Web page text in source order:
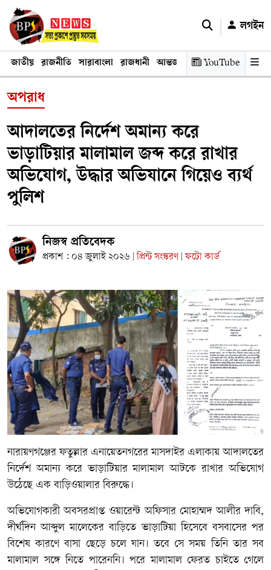
লগইন
জাতীয় রাজনীতি সারাবাংলা রাজধানী আন্তর্জাতিক অর্থনীতি তথ্য
YouTube
অপরাধ
আদালতের নির্দেশ অমান্য করে
ভাড়াটিয়ার মালামাল জব্দ করে রাখার
অভিযোগ, উদ্ধার অভিযানে গিয়েও ব্যর্থ
পুলিশ
নিজস্ব প্রতিবেদক
প্রকাশ : ০৪ জুলাই ২০২৬ প্রিন্ট সংস্করণ ফটো কার্ড
নারায়ণগঞ্জের ফতুল্লার এনায়েতনগরের মাসদাইর এলাকায় আদালতের
নির্দেশ অমান্য করে ভাড়াটিয়ার মালামাল আটকে রাখার অভিযোগ
উঠেছে এক বাড়িওয়ালার বিরুদ্ধে।
অভিযোগকারী অবসরপ্রাপ্ত ওয়ারেন্ট অফিসার মোহাম্মদ আলীর দাবি,
দীর্ঘদিন আব্দুল মালেকের বাড়িতে ভাড়াটিয়া হিসেবে বসবাসের পর
বিশেষ কারণে বাসা ছেড়ে চলে যান। তবে সে সময় তিনি তার সব
মালামাল সঙ্গে নিতে পারেননি। পরে মালামাল ফেরত চাইতে গেলে